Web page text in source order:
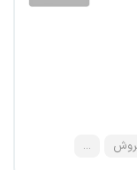
...